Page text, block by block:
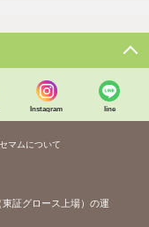
Instagram line
マムについて
証グロース上場）の運